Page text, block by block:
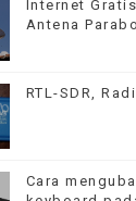
Internet
Antena
RTL-SDR,
Cara